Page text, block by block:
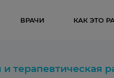
ВРАЧИ КАК ЭТО
терапевтическая